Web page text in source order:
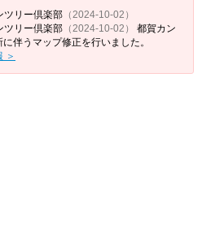
ツリー倶楽部 （2024-10-02）
ツリー倶楽部 （2024-10-02）
都賀カン
伴うマップ修正を行いました。
＞